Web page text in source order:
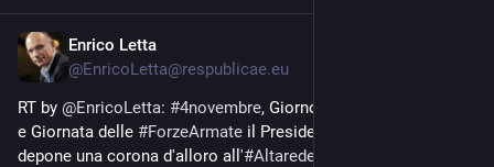
Enrico Letta
@EnricoLetta@respublicae.eu
RT by @EnricoLetta: #4novembre, Giorno dell'
e Giornata delle #ForzeArmate il Presidente
depone una corona d'alloro all'#AltaredellaPatria